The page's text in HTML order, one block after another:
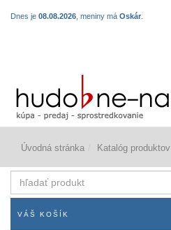
Dnes je 08.08.2026 , meniny má Oskár
Úvodná stránka Katalóg produktov
produkt
VÁŠ KOŠÍK